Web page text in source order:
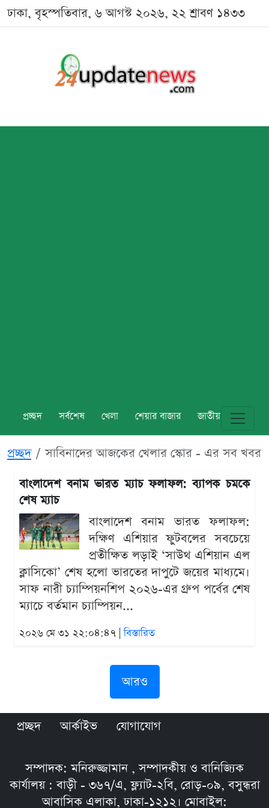
ঢাকা, বৃহস্পতিবার, ৬ আগস্ট ২০২৬, ২২ শ্রাবণ ১৪৩৩
প্রচ্ছদ সর্বশেষ খেলা শেয়ার বাজার জাতীয় বিশ্ব
প্রচ্ছদ সাবিনাদের আজকের খেলার স্কোর - এর সব খবর
বাংলাদেশ বনাম ভারত ম্যাচ ফলাফল: ব্যাপক চমকে
শেষ ম্যাচ
বাংলাদেশ বনাম ভারত ফলাফল:
দক্ষিণ এশিয়ার ফুটবলের সবচেয়ে
প্রতীক্ষিত লড়াই ‘সাউথ এশিয়ান এল
ক্লাসিকো’ শেষ হলো ভারতের দাপুটে জয়ের মাধ্যমে।
সাফ নারী চ্যাম্পিয়নশিপ ২০২৬-এর গ্রুপ পর্বের শেষ
ম্যাচে বর্তমান চ্যাম্পিয়ন...
২০২৬ মে ৩১ ২২:০৪:৪৭ |বিস্তারিত
আরও
প্রচ্ছদ আর্কাইভ যোগাযোগ
সম্পাদক: মনিরুজ্জামান , সম্পাদকীয় ও বানিজ্যিক
কার্যালয় : বাড়ী - ৩৬৭/এ, ফ্ল্যাট-২বি, রোড়-০৯, বসুন্ধরা
আবাসিক এলাকা, ঢাকা-১২১২। মোবাইল: